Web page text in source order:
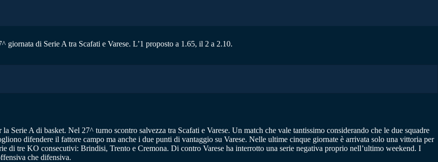
di Serie A tra Scafati e Varese. L’1 proposto a 1.65, il 2 a 2.10.
Serie A di basket. Nel 27^ turno scontro salvezza tra Scafati e Varese. Un match che vale tantissimo considerando che le due squadre
difendere il fattore campo ma anche i due punti di vantaggio su Varese. Nelle ultime cinque giornate è arrivata solo una vittoria per
di tre KO consecutivi: Brindisi, Trento e Cremona. Di contro Varese ha interrotto una serie negativa proprio nell’ultimo weekend. I
che difensiva.